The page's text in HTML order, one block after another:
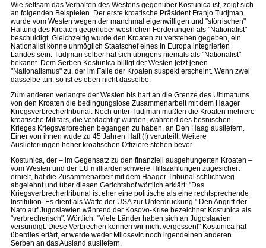
Wie seltsam das Verhalten des Westens gegenüber Kostunica ist, zeigt sich
an folgenden Beispielen. Der erste kroatische Präsident Franjo Tudjman
wurde vom Westen wegen der manchmal eigenwilligen und "störrischen"
Haltung des Kroaten gegenüber westlichen Forderungen als "Nationalist"
beschuldigt. Gleichzeitig wurde den Kroaten zu verstehen gegeben, ein
Nationalist könne unmöglich Staatschef eines in Europa integrierten
Landes sein. Tudjman selber hat sich übrigens niemals als "Nationalist"
bekannt. Dem Serben Kostunica billigt der Westen jetzt jenen
"Nationalismus" zu, der im Falle der Kroaten suspekt erscheint. Wenn zwei
dasselbe tun, so ist es eben nicht dasselbe.
Zum anderen verlangte der Westen bis hart an die Grenze des Ultimatums
von den Kroaten die bedingungslose Zusammenarbeit mit dem Haager
Kriegsverbrechertribunal. Noch unter Tudjman mußten die Kroaten mehrere
kroatische Militärs, die verdächtigt wurden, während des bosnischen
Krieges Kriegsverbrechen begangen zu haben, an Den Haag ausliefern.
Einer von ihnen wude zu 45 Jahren Haft (!) verurteilt. Weitere
Auslieferungen hoher kroatischen Offiziere stehen bevor.
Kostunica, der – im Gegensatz zu den finanziell ausgehungerten Kroaten –
vom Westen und der EU milliardenschwere Hilfszahlungen zugesichert
erhielt, hat die Zusammenarbeit mit dem Haager Tribunal schlichtweg
abgelehnt und über diesen Gerichtshof wörtlich erklärt: "Das
Kriegsverbrechertribunal ist eher eine politische als eine rechtsprechende
Institution. Es dient als Waffe der USA zur Unterdrückung." Den Angriff der
Nato auf Jugoslawien während der Kosovo-Krise bezeichnet Kostunica als
"verbrecherisch". Wörtlich: "Viele Länder haben sich an Jugoslawien
versündigt. Diese Verbrechen können wir nicht vergessen!" Kostunica hat
überdies erlärt, er werde weder Milosevic noch irgendeinen anderen
Serben an das Ausland ausliefern.